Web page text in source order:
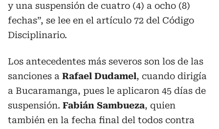
y una suspensión de cuatro (4) a ocho (8)
fechas”, se lee en el artículo 72 del Código
Disciplinario.
Los antecedentes más severos son los de las
sanciones a Rafael Dudamel, cuando dirigía
a Bucaramanga, pues le aplicaron 45 días de
suspensión. Fabián Sambueza, quien
también en la fecha final del todos contra